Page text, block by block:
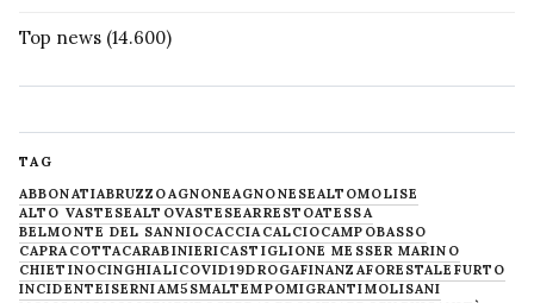
Top news (14.600)
TAG
ABBONATIABRUZZOAGNONEAGNONESEALTOMOLISE
ALTO VASTESEALTOVASTESEARRESTOATESSA
BELMONTE DEL SANNIOCACCIACALCIOCAMPOBASSO
CAPRACOTTACARABINIERICASTIGLIONE MESSER MARINO
CHIETINOCINGHIALICOVID19DROGAFINANZAFORESTALE FURTO
INCIDENTEISERNIAM5SMALTEMPOMIGRANTIMOLISANI